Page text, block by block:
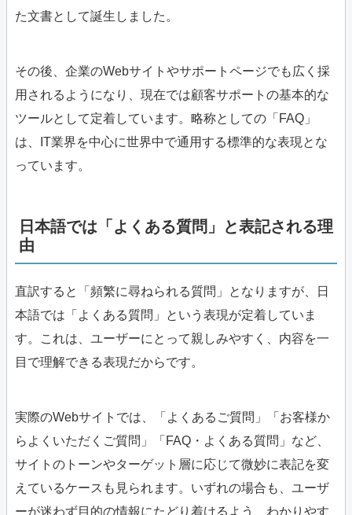
た文書として誕生しました。
その後、企業のWebサイトやサポートページでも広く採
用されるようになり、現在では顧客サポートの基本的な
ツールとして定着しています。略称としての「FAQ」
は、IT業界を中心に世界中で通用する標準的な表現とな
っています。
日本語では「よくある質問」と表記される理
由
直訳すると「頻繁に尋ねられる質問」となりますが、日
本語では「よくある質問」という表現が定着していま
す。これは、ユーザーにとって親しみやすく、内容を一
目で理解できる表現だからです。
実際のWebサイトでは、「よくあるご質問」「お客様か
らよくいただくご質問」「FAQ・よくある質問」など、
サイトのトーンやターゲット層に応じて微妙に表記を変
えているケースも見られます。いずれの場合も、ユーザ
ーが迷わず目的の情報にたどり着けるよう、わかりやす